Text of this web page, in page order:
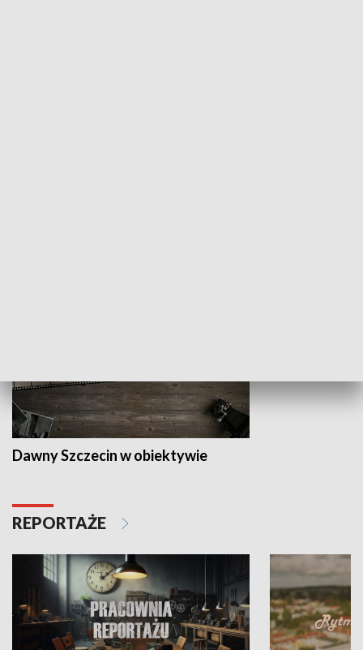
Dawny Szczecin w obiektywie
REPORTAŻE